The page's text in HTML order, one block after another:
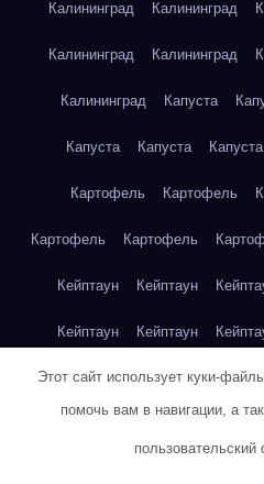
Калининград Калининград
Калининград Калининград
Калининград Капуста
Капуста Капуста Капуста
Картофель Картофель
Картофель Картофель
Кейптаун Кейптаун
Кейптаун Кейптаун
Кейптаун Кейптаун
Этот сайт использует куки-
помочь вам в навигации, а
пользовательский